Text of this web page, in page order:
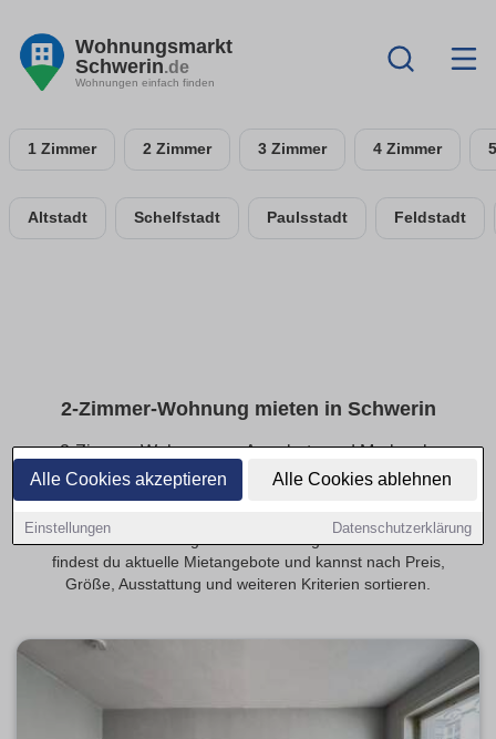
Alle Cookies akzeptieren Alle Cookies ablehnen
Einstellungen Datenschutzerklärung
Wohnungsmarkt
Schwerin.de
Wohnungen einfach finden
1 Zimmer 2 Zimmer 3 Zimmer 4 Zimmer
Altstadt Schelfstadt Paulsstadt Feldstadt
2-Zimmer-Wohnung mieten in Schwerin
2-Zimmer-Wohnungen: Angebote und Merkmale
vergleichen
Paaren und Berufstätigen. Auf Wohnungsmarkt-Schwerin.de
findest du aktuelle Mietangebote und kannst nach Preis,
Größe, Ausstattung und weiteren Kriterien sortieren.